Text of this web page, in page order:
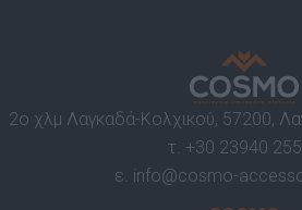
2ο χλμ Λαγκαδά-Κολχικού, 57200,
τ. +30 23940
ε. info@cosmo-